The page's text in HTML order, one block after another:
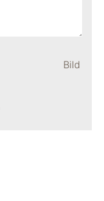
Bild